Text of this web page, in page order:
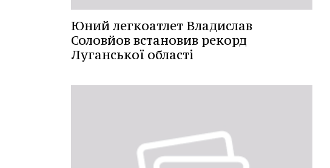
Юний легкоатлет Владислав
Соловйов встановив рекорд
Луганської області